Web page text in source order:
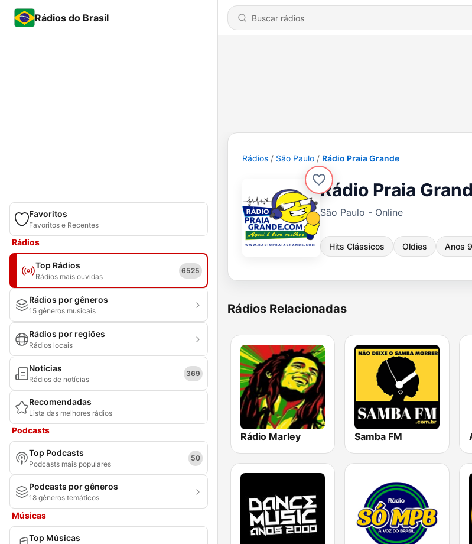
Rádios do Brasil
Favoritos
Favoritos e Recentes
Rádios
Top Rádios
Rádios mais ouvidas
6525
Rádios por gêneros
15 gêneros musicais
Rádios por regiões
Rádios locais
Notícias
Rádios de notícias
369
Recomendadas
Lista das melhores rádios
Podcasts
Top Podcasts
Podcasts mais populares
50
Podcasts por gêneros
18 gêneros temáticos
Músicas
Top Músicas
Rádios São Paulo Rádio Praia Grande
Rádio Praia
São Paulo - Online
Hits Clássicos Oldies Anos
Rádios Relacionadas
Rádio Marley Samba FM